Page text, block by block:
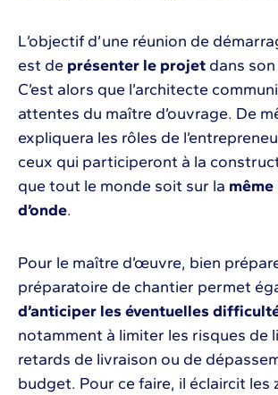
L’objectif d’une réunion de
est de présenter le projet dans
C’est alors que l’architecte
attentes du maître d’ouvrage. De
expliquera les rôles de
ceux qui participeront à la
que tout le monde soit sur la
d’onde.
Pour le maître d’œuvre, bien
préparatoire de chantier permet
d’anticiper les éventuelles
notamment à limiter les risques de
retards de livraison ou de
budget. Pour ce faire, il éclaircit les